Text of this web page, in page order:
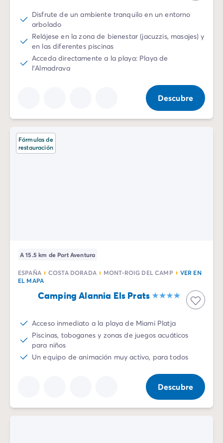
Disfrute de un ambiente tranquilo en un entorno
arbolado
Relájese en la zona de bienestar (jacuzzis, masajes) y
en las diferentes piscinas
Acceda directamente a la playa: Playa de
l'Almadrava
Descubre
Fórmulas de
restauración
A 15.5 km de Port Aventura
ESPAÑA COSTA DORADA MONT-ROIG DEL CAMP
VER EN
EL MAPA
Camping Alannia Els Prats
Acceso inmediato a la playa de Miami Platja
Piscinas, toboganes y zonas de juegos acuáticos
para niños
Un equipo de animación muy activo, para todos
Descubre